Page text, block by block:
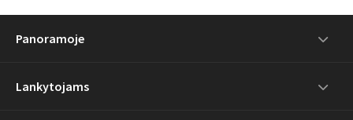
Panoramoje
Lankytojams